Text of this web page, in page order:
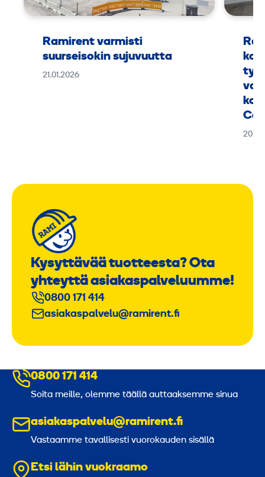
Ramirent varmisti
suurseisokin sujuvuutta
21.01.2026
Kysyttävää tuotteesta? Ota
yhteyttä asiakaspalveluumme!
0800 171 414
asiakaspalvelu@ramirent.fi
0800 171 414
Soita meille, olemme täällä auttaaksemme sinua
asiakaspalvelu@ramirent.fi
Vastaamme tavallisesti vuorokauden sisällä
Etsi lähin vuokraamo